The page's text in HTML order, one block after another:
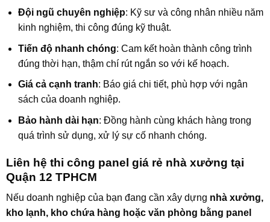
Đội ngũ chuyên nghiệp: Kỹ sư và công nhân nhiều năm
kinh nghiệm, thi công đúng kỹ thuật.
Tiến độ nhanh chóng: Cam kết hoàn thành công trình
đúng thời hạn, thậm chí rút ngắn so với kế hoạch.
Giá cả cạnh tranh: Báo giá chi tiết, phù hợp với ngân
sách của doanh nghiệp.
Bảo hành dài hạn: Đồng hành cùng khách hàng trong
quá trình sử dụng, xử lý sự cố nhanh chóng.
Liên hệ thi công panel giá rẻ nhà xưởng tại
Quận 12 TPHCM
Nếu doanh nghiệp của bạn đang cần xây dựng nhà xưởng,
kho lạnh, kho chứa hàng hoặc văn phòng bằng panel